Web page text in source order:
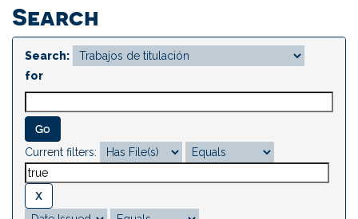
Search
Search:
for
Current filters: